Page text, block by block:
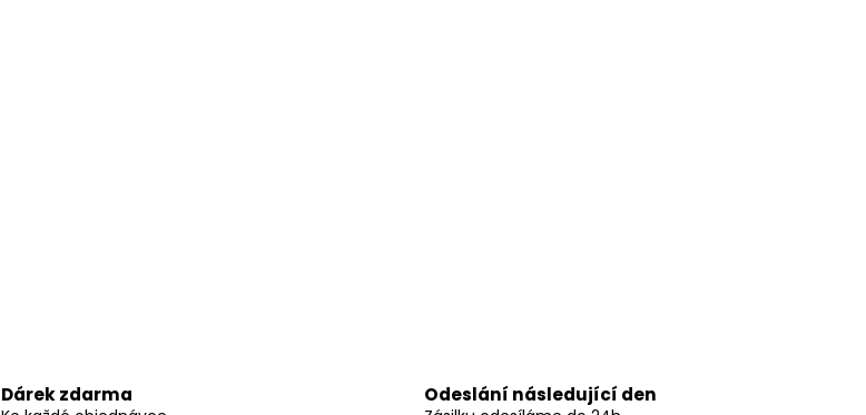
Dárek zdarma Odeslání následující den